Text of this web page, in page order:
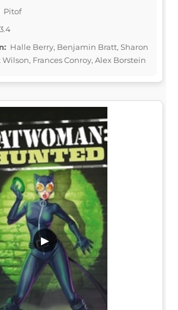
Pitof
Halle Berry, Benjamin Bratt, Sharon
Frances Conroy, Alex Borstein
▶